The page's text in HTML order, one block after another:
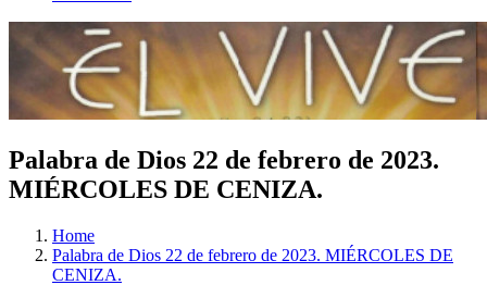
Palabra de Dios 22 de febrero de 2023.
MIÉRCOLES DE CENIZA.
Home
Palabra de Dios 22 de febrero de 2023. MIÉRCOLES DE
CENIZA.